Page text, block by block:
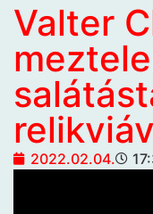
Valter
2022.02.04.